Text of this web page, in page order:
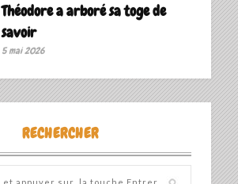
Théodore a arboré sa toge de
savoir ‎
5 mai 2026
RECHERCHER